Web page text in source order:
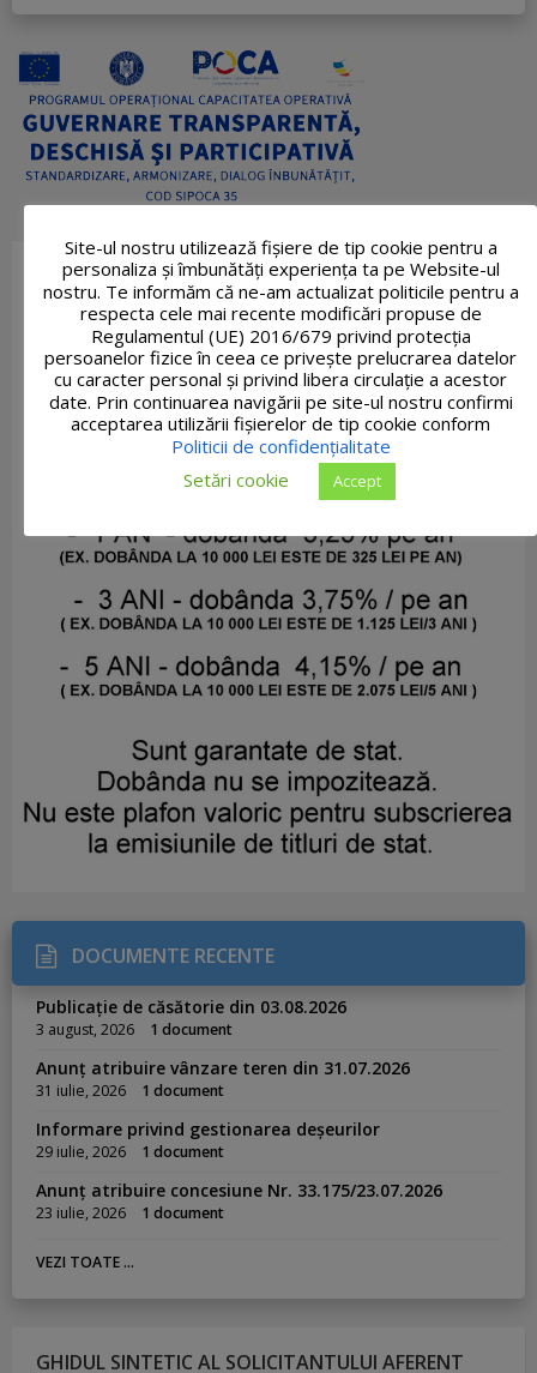
DOCUMENTE RECENTE
Publicație de căsătorie din 03.08.2026
3 august, 2026 1 document
Anunț atribuire vânzare teren din 31.07.2026
31 iulie, 2026 1 document
Informare privind gestionarea deșeurilor
29 iulie, 2026 1 document
Anunț atribuire concesiune Nr. 33.175/23.07.2026
23 iulie, 2026 1 document
VEZI TOATE ...
GHIDUL SINTETIC AL SOLICITANTULUI AFERENT
Site-ul nostru utilizează fişiere de tip cookie pentru a
personaliza și îmbunătăți experiența ta pe Website-ul
nostru. Te informăm că ne-am actualizat politicile pentru a
respecta cele mai recente modificări propuse de
Regulamentul (UE) 2016/679 privind protecția
persoanelor fizice în ceea ce privește prelucrarea datelor
cu caracter personal și privind libera circulație a acestor
date. Prin continuarea navigării pe site-ul nostru confirmi
acceptarea utilizării fişierelor de tip cookie conform
Politicii de confidențialitate
Setări cookie
Accept